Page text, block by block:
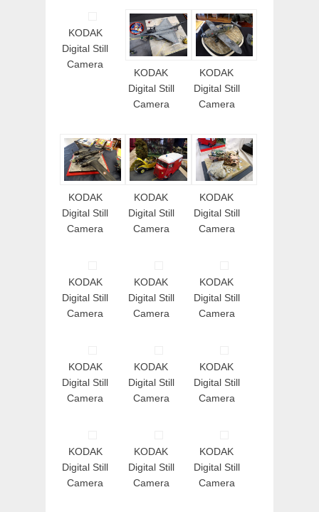
KODAK
Digital Still
Camera
KODAK
Digital Still
Camera
KODAK
Digital Still
Camera
KODAK
Digital Still
Camera
KODAK
Digital Still
Camera
KODAK
Digital Still
Camera
KODAK
Digital Still
Camera
KODAK
Digital Still
Camera
KODAK
Digital Still
Camera
KODAK
Digital Still
Camera
KODAK
Digital Still
Camera
KODAK
Digital Still
Camera
KODAK
Digital Still
Camera
KODAK
Digital Still
Camera
KODAK
Digital Still
Camera